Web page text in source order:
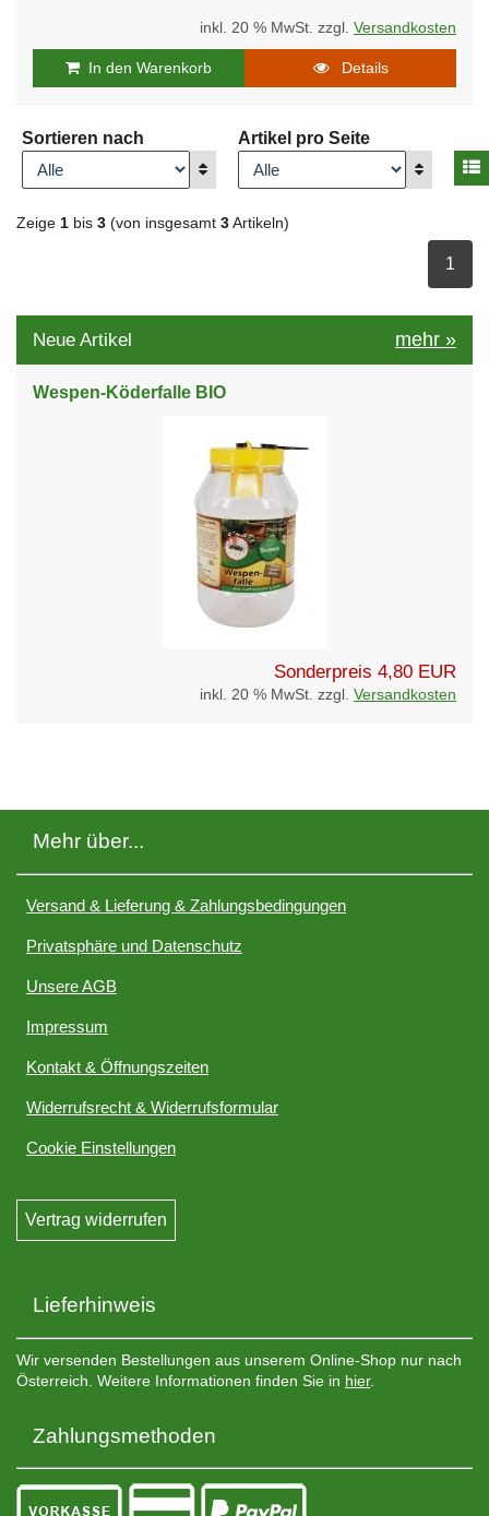
inkl. 20 % MwSt. zzgl. Versandkosten
In den Warenkorb Details
Sortieren nach
Anzeigen
Artikel pro Seite
Anzeigen
Zeige 1 bis 3 (von insgesamt 3 Artikeln)
1
Neue Artikel mehr »
Wespen-Köderfalle BIO
Sonderpreis 4,80 EUR
inkl. 20 % MwSt. zzgl. Versandkosten
Mehr über...
Versand & Lieferung & Zahlungsbedingungen
Privatsphäre und Datenschutz
Unsere AGB
Impressum
Kontakt & Öffnungszeiten
Widerrufsrecht & Widerrufsformular
Cookie Einstellungen
Vertrag widerrufen
Lieferhinweis
Wir versenden Bestellungen aus unserem Online-Shop nur nach
Österreich. Weitere Informationen finden Sie in hier.
Zahlungsmethoden